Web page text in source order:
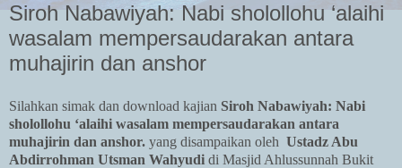
Siroh Nabawiyah: Nabi sholollohu ‘alaihi
wasalam mempersaudarakan antara
muhajirin dan anshor
Silahkan simak dan download kajian Siroh Nabawiyah: Nabi
sholollohu ‘alaihi wasalam mempersaudarakan antara
muhajirin dan anshor. yang disampaikan oleh Ustadz Abu
Abdirrohman Utsman Wahyudi di Masjid Ahlussunnah Bukit